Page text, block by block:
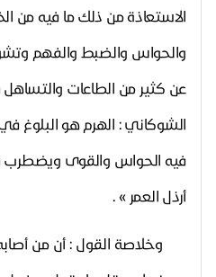
الاستعاذة من ذلك ما فيه من
والحواس والضبط والفهم
عن كثير من الطاعات
الشوكاني : الهرم هو البلوغ
فيه الحواس والقوى ويضطرب
أرذل العمر » .
وخلاصة القول : أن من